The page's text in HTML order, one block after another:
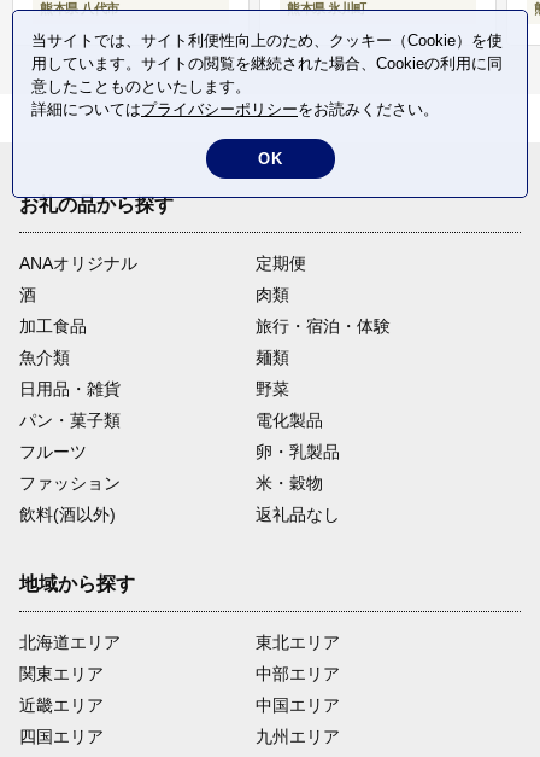
熊本県 八代市 熊本県 氷川町
お礼の品から探す
ANAオリジナル
定期便
酒
肉類
加工食品
旅行・宿泊・体験
魚介類
麺類
日用品・雑貨
野菜
パン・菓子類
電化製品
フルーツ
卵・乳製品
ファッション
米・穀物
飲料(酒以外)
返礼品なし
地域から探す
北海道エリア
関東エリア
近畿エリア
四国エリア
東北エリア
中部エリア
中国エリア
九州エリア
当サイトでは、サイト利便性向上のため、クッキー（Cookie）を使
用しています。サイトの閲覧を継続された場合、Cookieの利用に同
意したことものといたします。
詳細についてはプライバシーポリシーをお読みください。
OK